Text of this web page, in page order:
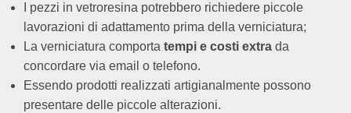
I pezzi in vetroresina potrebbero richiedere piccole
lavorazioni di adattamento prima della verniciatura;
La verniciatura comporta tempi e costi extra da
concordare via email o telefono.
Essendo prodotti realizzati artigianalmente possono
presentare delle piccole alterazioni.